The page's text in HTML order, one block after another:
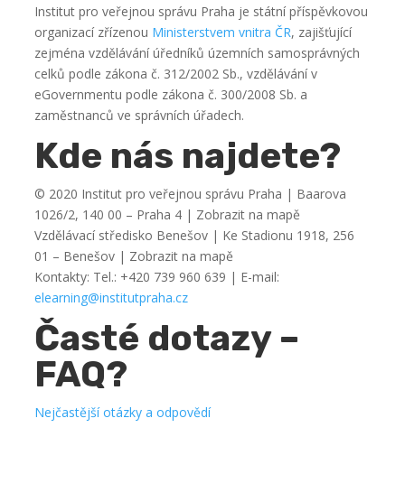
Institut pro veřejnou správu Praha je státní příspěvkovou
organizací zřízenou Ministerstvem vnitra ČR, zajišťující
zejména vzdělávání úředníků územních samosprávných
celků podle zákona č. 312/2002 Sb., vzdělávání v
eGovernmentu podle zákona č. 300/2008 Sb. a
zaměstnanců ve správních úřadech.
Kde nás najdete?
© 2020 Institut pro veřejnou správu Praha | Baarova
1026/2, 140 00 – Praha 4 | Zobrazit na mapě
Vzdělávací středisko Benešov | Ke Stadionu 1918, 256
01 – Benešov | Zobrazit na mapě
Kontakty: Tel.: +420 739 960 639 | E-mail:
elearning@institutpraha.cz
Časté dotazy –
FAQ?
Nejčastější otázky a odpovědí